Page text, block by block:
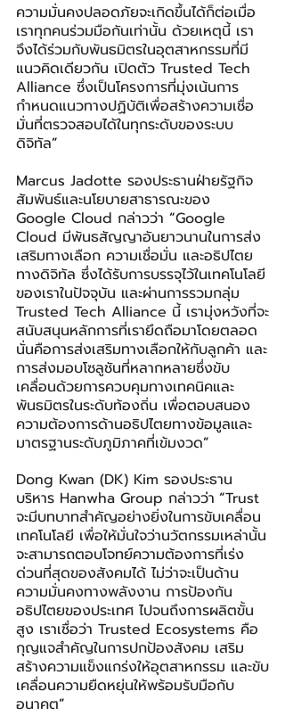
ความมั่นคงปลอดภัยจะเกิดขึ้นได้ก็ต่อเมื่อ
เราทุกคนร่วมมือกันเท่านั้น ด้วยเหตุนี้ เรา
จึงได้ร่วมกับพันธมิตรในอุตสาหกรรมที่มี
แนวคิดเดียวกัน เปิดตัว Trusted Tech
Alliance ซึ่งเป็นโครงการที่มุ่งเน้นการ
กำหนดแนวทางปฏิบัติเพื่อสร้างความเชื่อ
มั่นที่ตรวจสอบได้ในทุกระดับของระบบ
ดิจิทัล”
Marcus Jadotte รองประธานฝ่ายรัฐกิจ
สัมพันธ์และนโยบายสาธารณะของ
Google Cloud กล่าวว่า “Google
Cloud มีพันธสัญญาอันยาวนานในการส่ง
เสริมทางเลือก ความเชื่อมั่น และอธิปไตย
ทางดิจิทัล ซึ่งได้รับการบรรจุไว้ในเทคโนโลยี
ของเราในปัจจุบัน และผ่านการรวมกลุ่ม
Trusted Tech Alliance นี้ เรามุ่งหวังที่จะ
สนับสนุนหลักการที่เรายึดถือมาโดยตลอด
นั่นคือการส่งเสริมทางเลือกให้กับลูกค้า และ
การส่งมอบโซลูชันที่หลากหลายซึ่งขับ
เคลื่อนด้วยการควบคุมทางเทคนิคและ
พันธมิตรในระดับท้องถิ่น เพื่อตอบสนอง
ความต้องการด้านอธิปไตยทางข้อมูลและ
มาตรฐานระดับภูมิภาคที่เข้มงวด”
Dong Kwan (DK) Kim รองประธาน
บริหาร Hanwha Group กล่าวว่า “Trust
จะมีบทบาทสำคัญอย่างยิ่งในการขับเคลื่อน
เทคโนโลยี เพื่อให้มั่นใจว่านวัตกรรมเหล่านั้น
จะสามารถตอบโจทย์ความต้องการที่เร่ง
ด่วนที่สุดของสังคมได้ ไม่ว่าจะเป็นด้าน
ความมั่นคงทางพลังงาน การป้องกัน
อธิปไตยของประเทศ ไปจนถึงการผลิตขั้น
สูง เราเชื่อว่า Trusted Ecosystems คือ
กุญแจสำคัญในการปกป้องสังคม เสริม
สร้างความแข็งแกร่งให้อุตสาหกรรม และขับ
เคลื่อนความยืดหยุ่นให้พร้อมรับมือกับ
อนาคต”